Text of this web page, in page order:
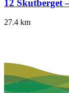
12 Skutberget
27.4 km